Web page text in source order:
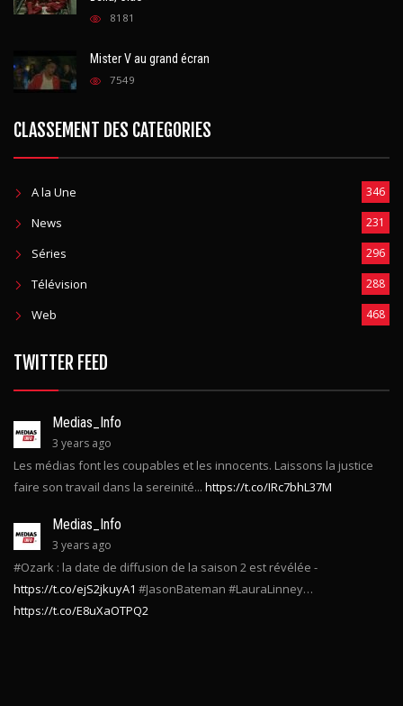
8181
Mister V au grand écran
7549
CLASSEMENT DES CATEGORIES
A la Une 346
News 231
Séries 296
Télévision 288
Web 468
TWITTER FEED
Medias_Info
3 years ago
Les médias font les coupables et les innocents. Laissons la justice
faire son travail dans la sereinité... https://t.co/IRc7bhL37M
Medias_Info
3 years ago
#Ozark : la date de diffusion de la saison 2 est révélée -
https://t.co/ejS2jkuyA1 #JasonBateman #LauraLinney…
https://t.co/E8uXaOTPQ2